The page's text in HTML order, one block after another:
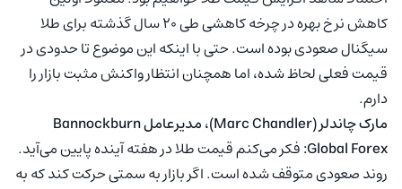
کاهش نرخ بهره در چرخه کاهشی طی ۲۰ سال گذشته برای طلا
سیگنال صعودی بوده است. حتی با اینکه این موضوع تا حدودی در
قیمت فعلی لحاظ شده، اما همچنان انتظار واکنش مثبت بازار را
دارم.
مارک چاندلر (Marc Chandler)، مدیرعامل Bannockburn
Global Forex: فکر می‌کنم قیمت طلا در هفته آینده پایین می‌آید.
روند صعودی متوقف شده است. اگر بازار به سمتی حرکت کند که به